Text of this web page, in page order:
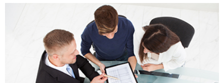
QUE TAL SER SÓCIO DAS MAIS IMPORTANTES
EMPRESAS DO BRASIL? Através do investimento em ações
você se torna sócio de uma grande empresa, passando a